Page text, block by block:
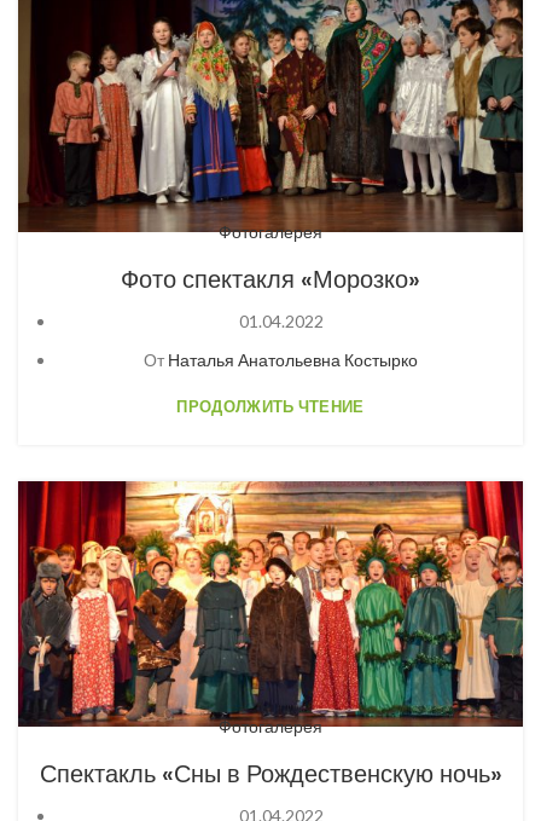
Фотогалерея
Фото спектакля «Морозко»
01.04.2022
От Наталья Анатольевна Костырко
ПРОДОЛЖИТЬ ЧТЕНИЕ
Фотогалерея
Спектакль «Сны в Рождественскую ночь»
01.04.2022